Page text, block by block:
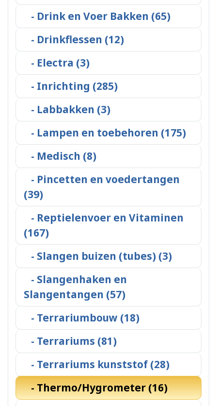
- Drink en Voer Bakken (65)
- Drinkflessen (12)
- Electra (3)
- Inrichting (285)
- Labbakken (3)
- Lampen en toebehoren (175)
- Medisch (8)
- Pincetten en voedertangen
(39)
- Reptielenvoer en Vitaminen
(167)
- Slangen buizen (tubes) (3)
- Slangenhaken en
Slangentangen (57)
- Terrariumbouw (18)
- Terrariums (81)
- Terrariums kunststof (28)
- Thermo/Hygrometer (16)